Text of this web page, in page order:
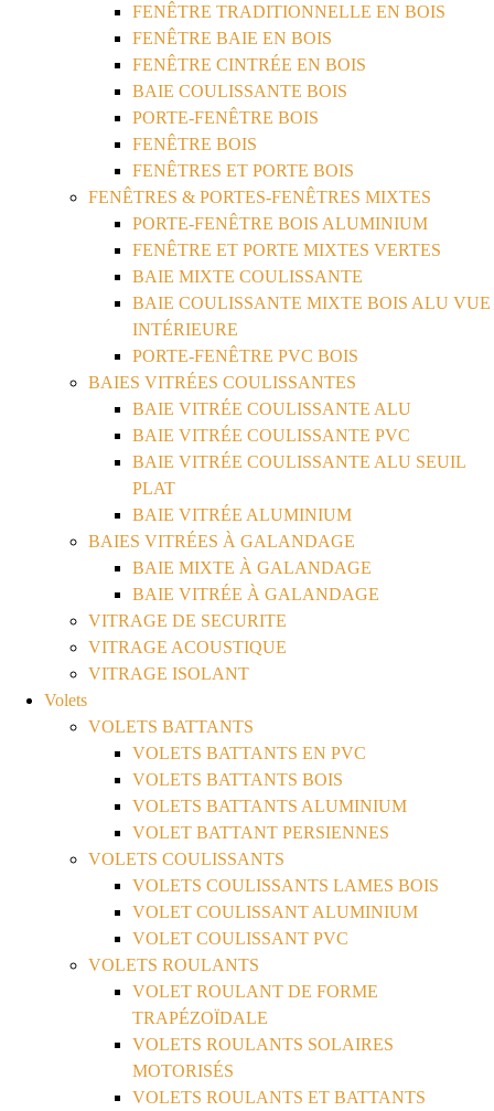
FENÊTRE TRADITIONNELLE EN BOIS
FENÊTRE BAIE EN BOIS
FENÊTRE CINTRÉE EN BOIS
BAIE COULISSANTE BOIS
PORTE-FENÊTRE BOIS
FENÊTRE BOIS
FENÊTRES ET PORTE BOIS
FENÊTRES & PORTES-FENÊTRES MIXTES
PORTE-FENÊTRE BOIS ALUMINIUM
FENÊTRE ET PORTE MIXTES VERTES
BAIE MIXTE COULISSANTE
BAIE COULISSANTE MIXTE BOIS ALU VUE
INTÉRIEURE
PORTE-FENÊTRE PVC BOIS
BAIES VITRÉES COULISSANTES
BAIE VITRÉE COULISSANTE ALU
BAIE VITRÉE COULISSANTE PVC
BAIE VITRÉE COULISSANTE ALU SEUIL
PLAT
BAIE VITRÉE ALUMINIUM
BAIES VITRÉES À GALANDAGE
BAIE MIXTE À GALANDAGE
BAIE VITRÉE À GALANDAGE
VITRAGE DE SECURITE
VITRAGE ACOUSTIQUE
VITRAGE ISOLANT
Volets
VOLETS BATTANTS
VOLETS BATTANTS EN PVC
VOLETS BATTANTS BOIS
VOLETS BATTANTS ALUMINIUM
VOLET BATTANT PERSIENNES
VOLETS COULISSANTS
VOLETS COULISSANTS LAMES BOIS
VOLET COULISSANT ALUMINIUM
VOLET COULISSANT PVC
VOLETS ROULANTS
VOLET ROULANT DE FORME
TRAPÉZOÏDALE
VOLETS ROULANTS SOLAIRES
MOTORISÉS
VOLETS ROULANTS ET BATTANTS